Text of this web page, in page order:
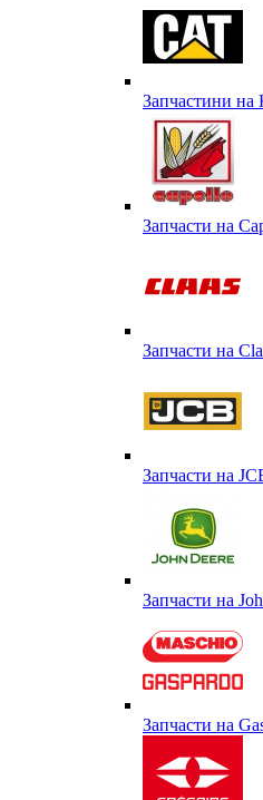
Запчастини на
Запчасти на
Запчасти на
Запчасти на
Запчасти на
Запчасти на